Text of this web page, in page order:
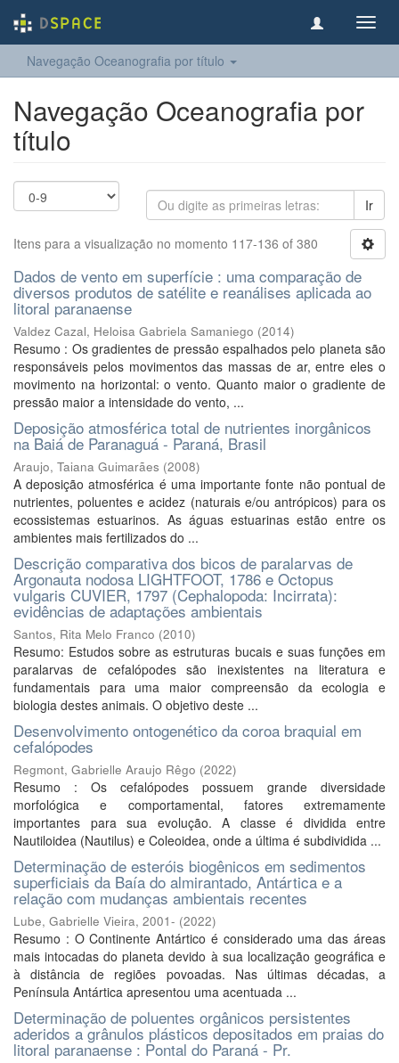
Navegação Oceanografia por título
Navegação Oceanografia por
título
Ir
Itens para a visualização no momento 117-136 of 380
Dados de vento em superfície : uma comparação de
diversos produtos de satélite e reanálises aplicada ao
litoral paranaense
Valdez Cazal, Heloisa Gabriela Samaniego (2014)
Resumo : Os gradientes de pressão espalhados pelo planeta são
responsáveis pelos movimentos das massas de ar, entre eles o
movimento na horizontal: o vento. Quanto maior o gradiente de
pressão maior a intensidade do vento, ...
Deposição atmosférica total de nutrientes inorgânicos
na Baiá de Paranaguá - Paraná, Brasil
Araujo, Taiana Guimarães (2008)
A deposição atmosférica é uma importante fonte não pontual de
nutrientes, poluentes e acidez (naturais e/ou antrópicos) para os
ecossistemas estuarinos. As águas estuarinas estão entre os
ambientes mais fertilizados do ...
Descrição comparativa dos bicos de paralarvas de
Argonauta nodosa LIGHTFOOT, 1786 e Octopus
vulgaris CUVIER, 1797 (Cephalopoda: Incirrata):
evidências de adaptações ambientais
Santos, Rita Melo Franco (2010)
Resumo: Estudos sobre as estruturas bucais e suas funções em
paralarvas de cefalópodes são inexistentes na literatura e
fundamentais para uma maior compreensão da ecologia e
biologia destes animais. O objetivo deste ...
Desenvolvimento ontogenético da coroa braquial em
cefalópodes
Regmont, Gabrielle Araujo Rêgo (2022)
Resumo : Os cefalópodes possuem grande diversidade
morfológica e comportamental, fatores extremamente
importantes para sua evolução. A classe é dividida entre
Nautiloidea (Nautilus) e Coleoidea, onde a última é subdividida ...
Determinação de esteróis biogênicos em sedimentos
superficiais da Baía do almirantado, Antártica e a
relação com mudanças ambientais recentes
Lube, Gabrielle Vieira, 2001- (2022)
Resumo : O Continente Antártico é considerado uma das áreas
mais intocadas do planeta devido à sua localização geográfica e
à distância de regiões povoadas. Nas últimas décadas, a
Península Antártica apresentou uma acentuada ...
Determinação de poluentes orgânicos persistentes
aderidos a grânulos plásticos depositados em praias do
litoral paranaense : Pontal do Paraná - Pr.